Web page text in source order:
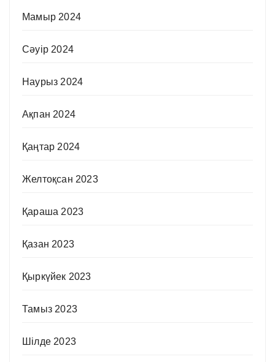
Мамыр 2024
Сәуір 2024
Наурыз 2024
Ақпан 2024
Қаңтар 2024
Желтоқсан 2023
Қараша 2023
Қазан 2023
Қыркүйек 2023
Тамыз 2023
Шілде 2023